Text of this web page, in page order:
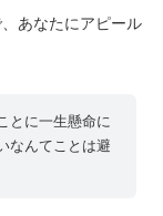
あなたにアピール
とに一生懸命に
なんてことは避